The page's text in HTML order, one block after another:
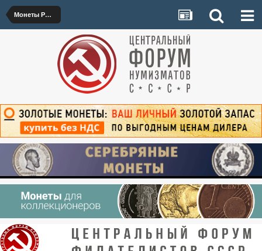
Монеты РСФСР и СССР 1921–1992 гг.